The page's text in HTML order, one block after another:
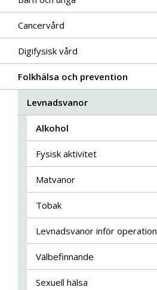
Cancervård
Digifysisk vård
Folkhälsa och prevention
Levnadsvanor
Alkohol
Fysisk aktivitet
Matvanor
Tobak
Levnadsvanor inför operation
Välbefinnande
Sexuell hälsa